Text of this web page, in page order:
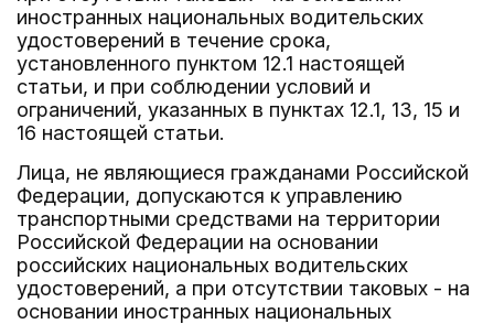
иностранных национальных водительских
удостоверений в течение срока,
установленного пунктом 12.1 настоящей
статьи, и при соблюдении условий и
ограничений, указанных в пунктах 12.1, 13, 15 и
16 настоящей статьи.
Лица, не являющиеся гражданами Российской
Федерации, допускаются к управлению
транспортными средствами на территории
Российской Федерации на основании
российских национальных водительских
удостоверений, а при отсутствии таковых - на
основании иностранных национальных